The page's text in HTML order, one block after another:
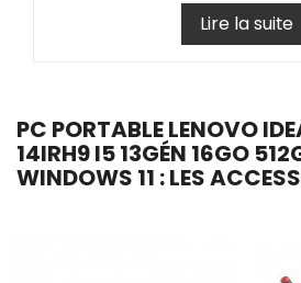
Lire la suite
PC PORTABLE LENOVO
14IRH9 I5 13GÉN 16GO
WINDOWS 11 : LES